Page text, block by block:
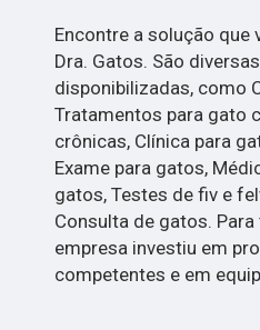
Encontre a solução que
Dra. Gatos. São
disponibilizadas, como
Tratamentos para gato
crônicas, Clínica para
Exame para gatos,
gatos, Testes de fiv e
Consulta de gatos.
empresa investiu em
competentes e em